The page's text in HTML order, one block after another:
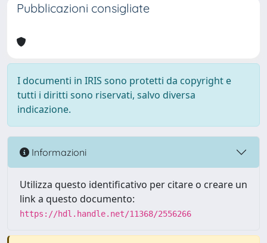
Pubblicazioni consigliate
I documenti in IRIS sono protetti da copyright e
tutti i diritti sono riservati, salvo diversa
indicazione.
Informazioni
Utilizza questo identificativo per citare o creare un
link a questo documento:
https://hdl.handle.net/11368/2556266